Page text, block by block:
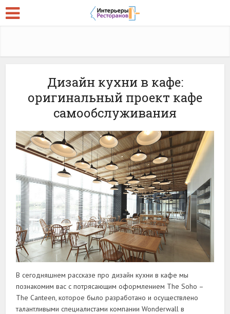
Дизайн кухни в кафе:
оригинальный проект кафе
самообслуживания
В сегодняшнем рассказе про дизайн кухни в кафе мы
познакомим вас с потрясающим оформлением The Soho –
The Canteen, которое было разработано и осуществлено
талантливыми специалистами компании Wonderwall в